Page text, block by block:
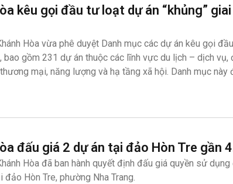
kêu gọi đầu tư loạt dự án “khủng”
Hòa vừa phê duyệt Danh mục các dự án kêu gọi
bao gồm 231 dự án thuộc các lĩnh vực du lịch – dịch vụ,
mại, năng lượng và hạ tầng xã hội. Danh mục này
đấu giá 2 dự án tại đảo Hòn Tre gần
Hòa đã ban hành quyết định đấu giá quyền sử
đảo Hòn Tre, phường Nha Trang.